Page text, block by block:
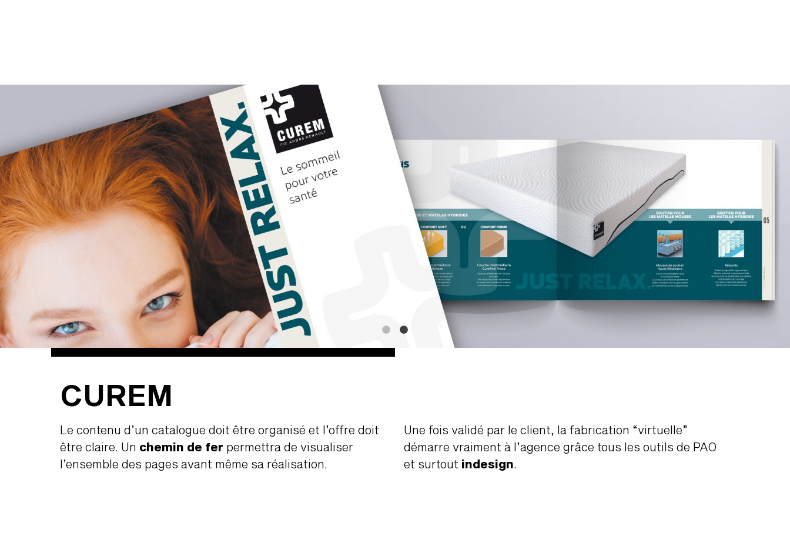
CUREM
Le contenu d’un catalogue doit être organisé et l’offre doit
être claire. Un chemin de fer permettra de visualiser
l’ensemble des pages avant même sa réalisation.
Une fois validé par le client, la fabrication “virtuelle”
démarre vraiment à l’agence grâce tous les outils de PAO
et surtout indesign